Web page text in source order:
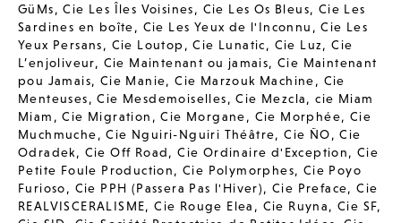
GüMs,Cie Les Îles Voisines, Cie Les Os Bleus, Cie Les
Sardines en boîte, Cie Les Yeux de l'Inconnu ,Cie Les
Yeux Persans, Cie Loutop ,Cie Lunatic, Cie Luz,Cie
L’enjoliveur, Cie Maintenant ou jamais,Cie Maintenant
pou Jamais, Cie Manie,Cie Marzouk Machine, Cie
Menteuses,Cie Mesdemoiselles,Cie Mezcla,cie Miam
Miam ,Cie Migration ,Cie Morgane, Cie Morphée, Cie
Muchmuche,Cie Nguiri-Nguiri Théâtre,Cie ÑO,Cie
Odradek, Cie Off Road,Cie Ordinaire d'Exception,Cie
Petite Foule Production,Cie Polymorphes, Cie Poyo
Furioso, Cie PPH (Passera Pas l'Hiver),Cie Preface,Cie
REALVISCERALISME,Cie Rouge Elea , Cie Ruyna,Cie SF,